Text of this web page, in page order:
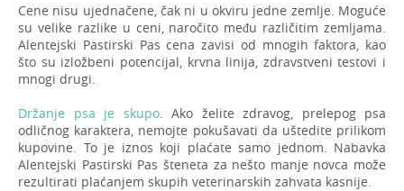
Cene nisu ujednačene, čak ni u okviru jedne zemlje. Moguće
su velike razlike u ceni, naročito među različitim zemljama.
Alentejski Pastirski Pas cena zavisi od mnogih faktora, kao
što su izložbeni potencijal, krvna linija, zdravstveni testovi i
mnogi drugi.
Držanje psa je skupo. Ako želite zdravog, prelepog psa
odličnog karaktera, nemojte pokušavati da uštedite prilikom
kupovine. To je iznos koji plaćate samo jednom. Nabavka
Alentejski Pastirski Pas šteneta za nešto manje novca može
rezultirati plaćanjem skupih veterinarskih zahvata kasnije.